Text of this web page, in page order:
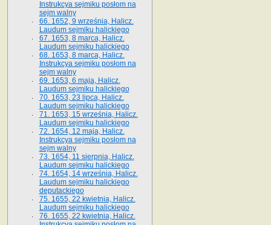
Instrukcya sejmiku posłom na
sejm walny
66. 1652, 9 września, Halicz.
Laudum sejmiku halickiego
67. 1653, 8 marca, Halicz.
Laudum sejmiku halickiego
68. 1653, 8 marca, Halicz.
Instrukcya sejmiku posłom na
sejm walny
69. 1653, 6 maja, Halicz.
Laudum sejmiku halickiego
70. 1653, 23 lipca, Halicz.
Laudum sejmiku halickiego
71. 1653, 15 września, Halicz.
Laudum sejmiku halickiego
72. 1654, 12 maja, Halicz.
Instrukcya sejmiku posłom na
sejm walny
73. 1654, 11 sierpnia, Halicz.
Laudum sejmiku halickiego
74. 1654, 14 września, Halicz.
Laudum sejmiku halickiego
deputackiego
75. 1655, 22 kwietnia, Halicz.
Laudum sejmiku halickiego
76. 1655, 22 kwietnia, Halicz.